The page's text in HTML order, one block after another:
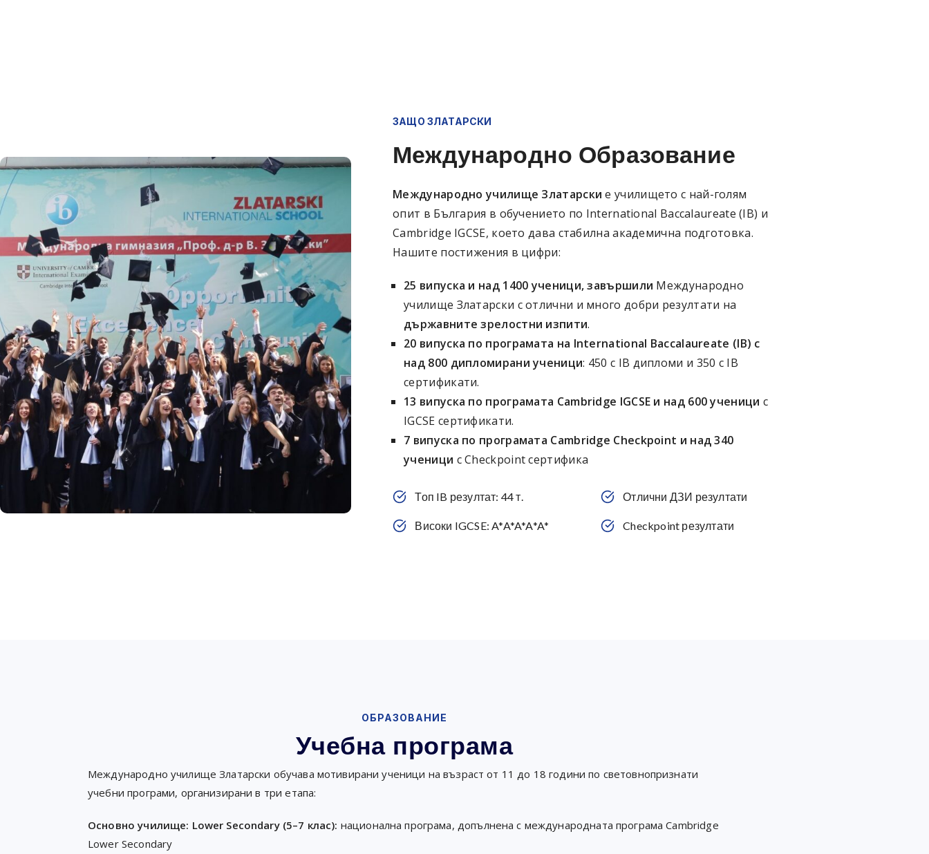
ЗАЩО ЗЛАТАРСКИ
Международно Образование
Международно училище Златарски е училището с най-голям
опит в България в обучението по International Baccalaureate (IB) и
Cambridge IGCSE, което дава стабилна академична подготовка.
Нашите постижения в цифри:
25 випуска и над 1400 ученици, завършили Международно
училище Златарски с отлични и много добри резултати на
държавните зрелостни изпити.
20 випуска по програмата на International Baccalaureate (IB) с
над 800 дипломирани ученици: 450 с IB дипломи и 350 с IB
сертификати.
13 випуска по програмата Cambridge IGCSE и над 600 ученици с
IGCSE сертификати.
7 випуска по програмата Cambridge Checkpoint и над 340
ученици с Checkpoint сертифика
Топ IB резултат: 44 т. Отлични ДЗИ резултати
Високи IGCSE: A*A*A*A*A* Checkpoint резултати
ОБРАЗОВАНИЕ
Учебна програма
Международно училище Златарски обучава мотивирани ученици на възраст от 11 до 18 години по световнопризнати
учебни програми, организирани в три етапа:
Основно училище: Lower Secondary (5–7 клас): национална програма, допълнена с международната програма Cambridge
Lower Secondary